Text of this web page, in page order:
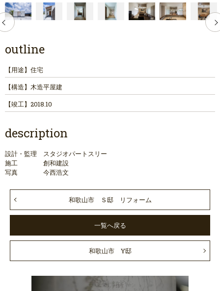
outline
【用途】 住宅
【構造】 木造平屋建
【竣工】 2018.10
description
設計・監理 スタジオパートスリー
施工 創和建設
写真 今西浩文
和歌山市 Ｓ邸 リフォーム
一覧へ戻る
和歌山市 Y邸